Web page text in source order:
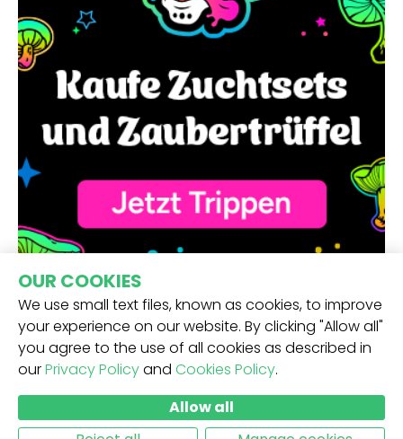
ERHALTE UNSEREN NEWSLETTER -
ABSCHICKEN
OUR COOKIES
We use small text files, known as cookies, to improve
your experience on our website. By clicking "Allow all"
you agree to the use of all cookies as described in
ourPrivacy Policyand Cookies Policy.
Allow all